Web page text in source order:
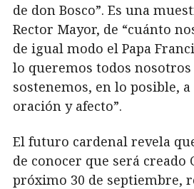
de don Bosco”. Es una
Rector Mayor, de “cuánto
de igual modo el Papa
lo queremos todos
sostenemos, en lo posible,
oración y afecto”.
El futuro cardenal revela
de conocer que será creado
próximo 30 de septiembre,